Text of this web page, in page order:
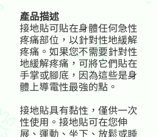
產品描述
接地貼可貼在身體任何急性
疼痛部位，以針對性地緩解
疼痛。如果您不需要針對性
地緩解疼痛，可將它們貼在
手掌或腳底，因為這些是身
體上導電性最強的點。
接地貼具有黏性，僅供一次
性使用。接地貼可在您伸
展、運動、坐下、放鬆或睡